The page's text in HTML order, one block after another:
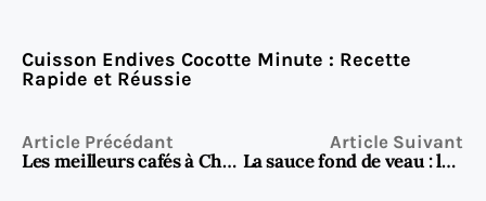
Cuisson Endives Cocotte Minute : Recette
Rapide et Réussie
Article Précédant
Les meilleurs cafés à Châtelet : mes spots favoris pour une pause gourmande au cœur de Paris
Article Suivant
La sauce fond de veau : le secret savoureux qui sublime tous vos plats